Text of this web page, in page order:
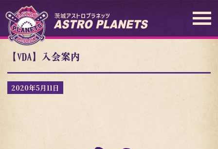
【VDA】入会案内
2020年5月11日